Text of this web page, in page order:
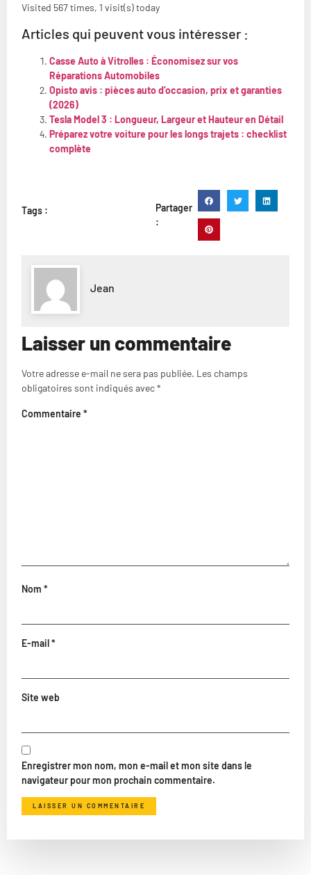
Visited 567 times, 1 visit(s) today
Articles qui peuvent vous intéresser :
Casse Auto à Vitrolles : Économisez sur vos
Réparations Automobiles
Opisto avis : pièces auto d’occasion, prix et garanties
(2026)
Tesla Model 3 : Longueur, Largeur et Hauteur en Détail
Préparez votre voiture pour les longs trajets : checklist
complète
Tags :
Partager
:
Jean
Laisser un commentaire
Votre adresse e-mail ne sera pas publiée. Les champs
obligatoires sont indiqués avec*
Commentaire *
Nom *
E-mail*
Site web
Enregistrer mon nom, mon e-mail et mon site dans le
navigateur pour mon prochain commentaire.